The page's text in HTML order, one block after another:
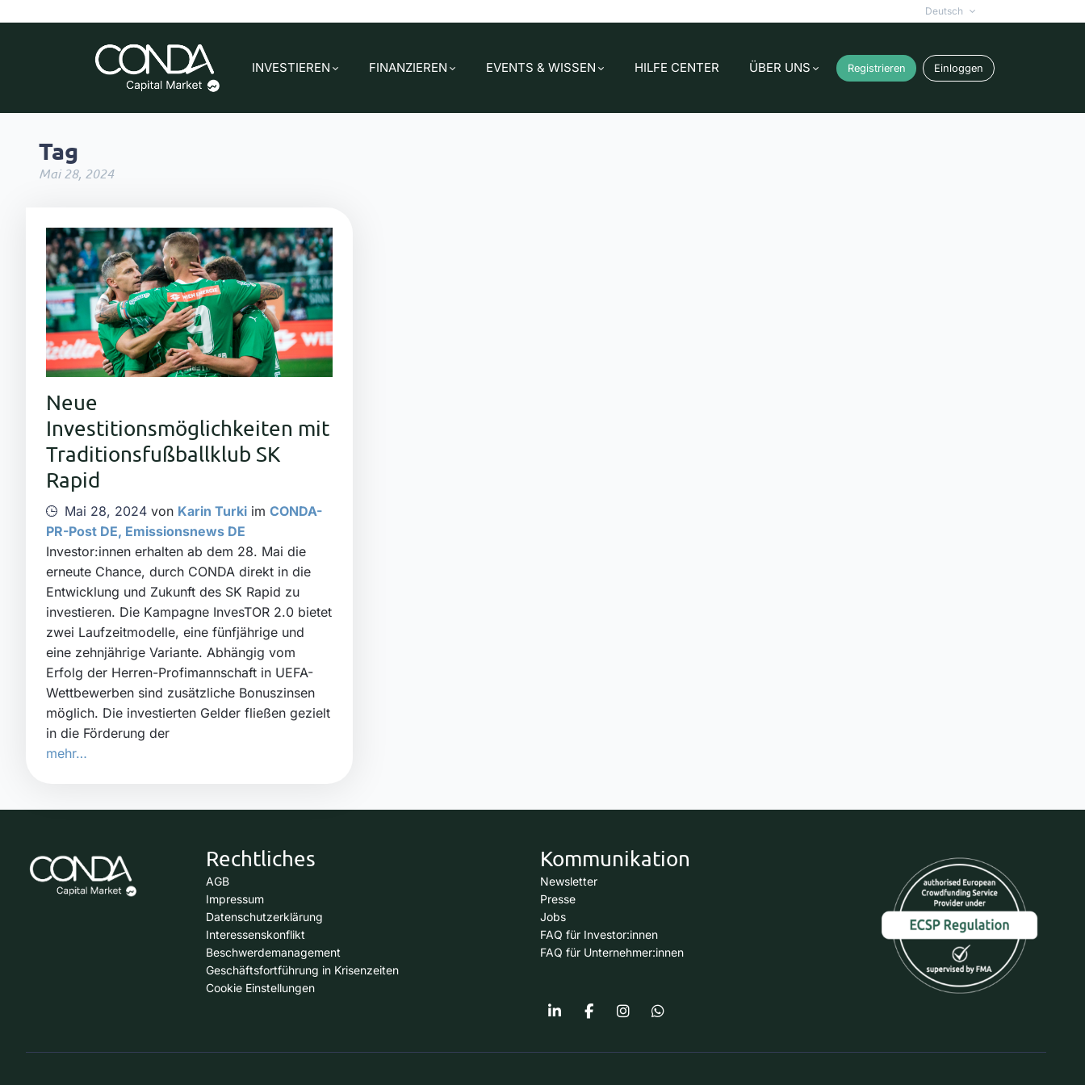
Deutsch
INVESTIEREN FINANZIEREN EVENTS & WISSEN HILFE CENTER ÜBER UNS Registrieren Einloggen
Tag
Mai 28, 2024
Neue
Investitionsmöglichkeiten mit
Traditionsfußballklub SK
Rapid
Mai 28, 2024 von Karin Turki im CONDA-
PR-Post DE, Emissionsnews DE
Investor:innen erhalten ab dem 28. Mai die
erneute Chance, durch CONDA direkt in die
Entwicklung und Zukunft des SK Rapid zu
investieren. Die Kampagne InvesTOR 2.0 bietet
zwei Laufzeitmodelle, eine fünfjährige und
eine zehnjährige Variante. Abhängig vom
Erfolg der Herren-Profimannschaft in UEFA-
Wettbewerben sind zusätzliche Bonuszinsen
möglich. Die investierten Gelder fließen gezielt
in die Förderung der
mehr…
Rechtliches
AGB
Impressum
Datenschutzerklärung
Interessenskonflikt
Beschwerdemanagement
Geschäftsfortführung in Krisenzeiten
Cookie Einstellungen
Kommunikation
Newsletter
Presse
Jobs
FAQ für Investor:innen
FAQ für Unternehmer:innen